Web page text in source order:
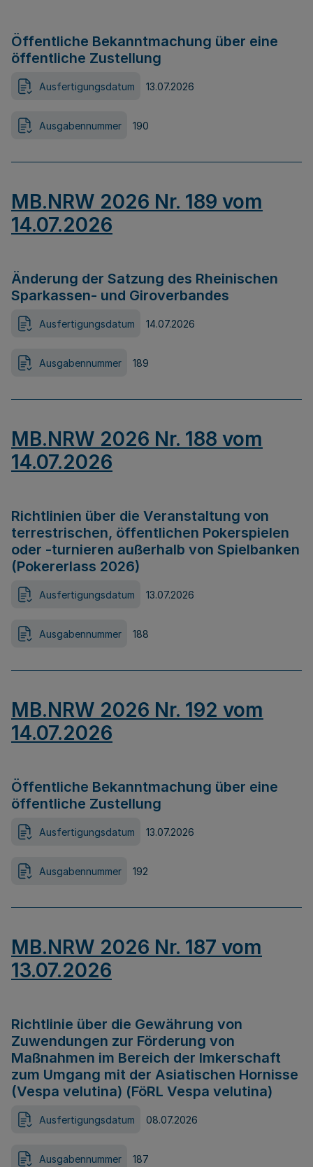
Öffentliche Bekanntmachung über eine
öffentliche Zustellung
Ausfertigungsdatum 13.07.2026
Ausgabennummer 190
MB.NRW 2026 Nr. 189 vom
14.07.2026
Änderung der Satzung des Rheinischen
Sparkassen- und Giroverbandes
Ausfertigungsdatum 14.07.2026
Ausgabennummer 189
MB.NRW 2026 Nr. 188 vom
14.07.2026
Richtlinien über die Veranstaltung von
terrestrischen, öffentlichen Pokerspielen
oder -turnieren außerhalb von Spielbanken
(Pokererlass 2026)
Ausfertigungsdatum 13.07.2026
Ausgabennummer 188
MB.NRW 2026 Nr. 192 vom
14.07.2026
Öffentliche Bekanntmachung über eine
öffentliche Zustellung
Ausfertigungsdatum 13.07.2026
Ausgabennummer 192
MB.NRW 2026 Nr. 187 vom
13.07.2026
Richtlinie über die Gewährung von
Zuwendungen zur Förderung von
Maßnahmen im Bereich der Imkerschaft
zum Umgang mit der Asiatischen Hornisse
(Vespa velutina) (FöRL Vespa velutina)
Ausfertigungsdatum 08.07.2026
Ausgabennummer 187